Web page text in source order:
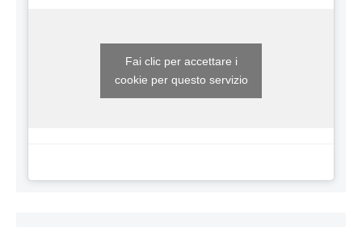
Fai clic per accettare i
cookie per questo servizio